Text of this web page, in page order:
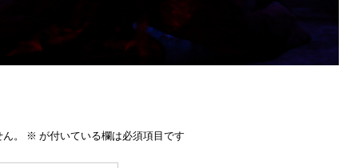
。 ※ が付いている欄は必須項目です